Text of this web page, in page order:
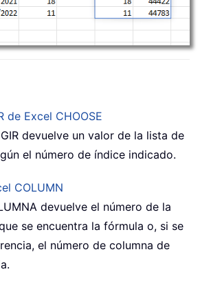
de Excel CHOOSE
devuelve un valor de la lista de
el número de índice indicado.
COLUMN
devuelve el número de la
se encuentra la fórmula o, si se
el número de columna de